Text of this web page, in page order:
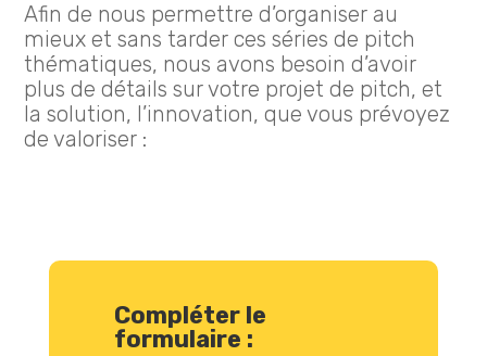
Afin de nous permettre d’organiser au
mieux et sans tarder ces séries de pitch
thématiques, nous avons besoin d’avoir
plus de détails sur votre projet de pitch, et
la solution, l’innovation, que vous prévoyez
de valoriser :
Compléter le
formulaire :